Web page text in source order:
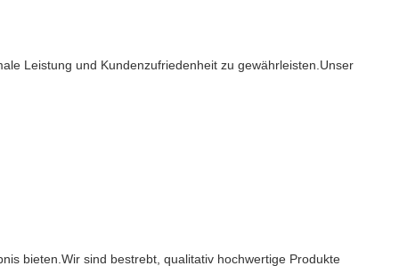
Leistung und Kundenzufriedenheit zu gewährleisten.Unser
bieten.Wir sind bestrebt, qualitativ hochwertige Produkte